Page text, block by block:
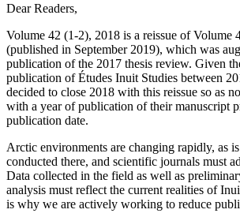
Dear Readers,
Volume 42 (1-2), 2018 is a reissue of Volume
(published in September 2019), which was
publication of the 2017 thesis review. Given
publication of Études Inuit Studies between
decided to close 2018 with this reissue so as
with a year of publication of their manuscript
publication date.
Arctic environments are changing rapidly, as is
conducted there, and scientific journals must
Data collected in the field as well as
analysis must reflect the current realities of
is why we are actively working to reduce